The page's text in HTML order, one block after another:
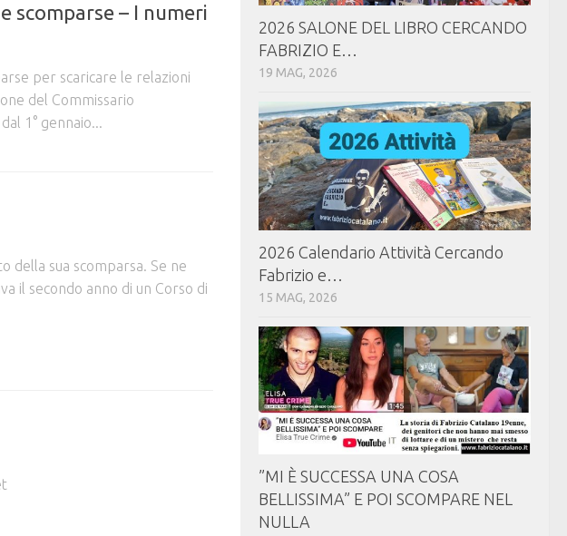
scomparse – I numeri
per scaricare le relazioni
del Commissario
1° gennaio...
della sua scomparsa. Se ne
il secondo anno di un Corso di
2026 SALONE DEL LIBRO CERCANDO
FABRIZIO E…
19 MAG, 2026
2026 Calendario Attività Cercando
Fabrizio e…
15 MAG, 2026
⁠⁠”MI È SUCCESSA UNA COSA
BELLISSIMA” E POI SCOMPARE NEL
NULLA